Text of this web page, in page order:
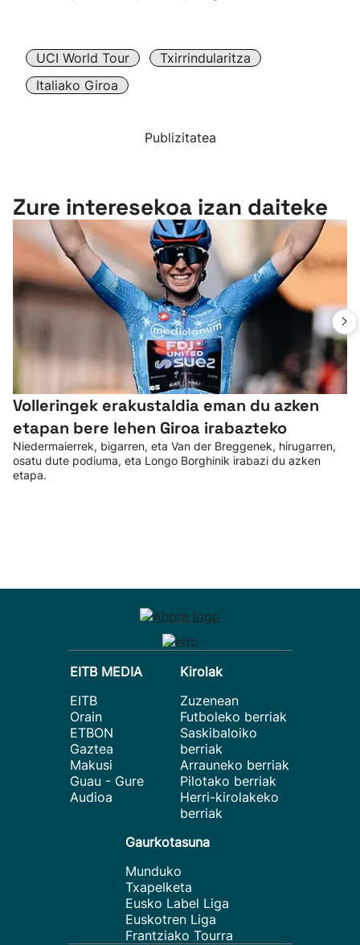
UCI World Tour
Txirrindularitza
Italiako Giroa
Publizitatea
Zure interesekoa izan daiteke
Volleringek erakustaldia eman du azken
etapan bere lehen Giroa irabazteko
Niedermaierrek, bigarren, eta Van der Breggenek, hirugarren,
osatu dute podiuma, eta Longo Borghinik irabazi du azken
etapa.
EITB MEDIA
EITB
Orain
ETBON
Gaztea
Makusi
Guau - Gure
Audioa
Kirolak
Zuzenean
Futboleko berriak
Saskibaloiko
berriak
Arrauneko berriak
Pilotako berriak
Herri-kirolakeko
berriak
Gaurkotasuna
Munduko
Txapelketa
Eusko Label Liga
Euskotren Liga
Frantziako Tourra